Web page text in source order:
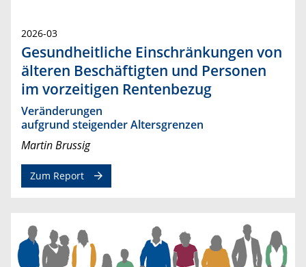
2026-03
Gesundheitliche Einschränkungen von
älteren Beschäftigten und Personen
im vorzeitigen Rentenbezug
Veränderungen
aufgrund steigender Altersgrenzen
Martin Brussig
Zum Report